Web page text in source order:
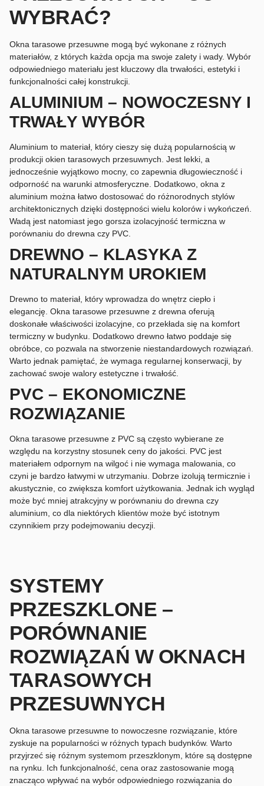
WYBRAĆ?
Okna tarasowe przesuwne mogą być wykonane z różnych
materiałów, z których każda opcja ma swoje zalety i wady. Wybór
odpowiedniego materiału jest kluczowy dla trwałości, estetyki i
funkcjonalności całej konstrukcji.
ALUMINIUM – NOWOCZESNY I
TRWAŁY WYBÓR
Aluminium to materiał, który cieszy się dużą popularnością w
produkcji okien tarasowych przesuwnych. Jest lekki, a
jednocześnie wyjątkowo mocny, co zapewnia długowieczność i
odporność na warunki atmosferyczne. Dodatkowo, okna z
aluminium można łatwo dostosować do różnorodnych stylów
architektonicznych dzięki dostępności wielu kolorów i wykończeń.
Wadą jest natomiast jego gorsza izolacyjność termiczna w
porównaniu do drewna czy PVC.
DREWNO – KLASYKA Z
NATURALNYM UROKIEM
Drewno to materiał, który wprowadza do wnętrz ciepło i
elegancję. Okna tarasowe przesuwne z drewna oferują
doskonałe właściwości izolacyjne, co przekłada się na komfort
termiczny w budynku. Dodatkowo drewno łatwo poddaje się
obróbce, co pozwala na stworzenie niestandardowych rozwiązań.
Warto jednak pamiętać, że wymaga regularnej konserwacji, by
zachować swoje walory estetyczne i trwałość.
PVC – EKONOMICZNE
ROZWIĄZANIE
Okna tarasowe przesuwne z PVC są często wybierane ze
względu na korzystny stosunek ceny do jakości. PVC jest
materiałem odpornym na wilgoć i nie wymaga malowania, co
czyni je bardzo łatwymi w utrzymaniu. Dobrze izolują termicznie i
akustycznie, co zwiększa komfort użytkowania. Jednak ich wygląd
może być mniej atrakcyjny w porównaniu do drewna czy
aluminium, co dla niektórych klientów może być istotnym
czynnikiem przy podejmowaniu decyzji.
SYSTEMY
PRZESZKLONE –
PORÓWNANIE
ROZWIĄZAŃ W OKNACH
TARASOWYCH
PRZESUWNYCH
Okna tarasowe przesuwne to nowoczesne rozwiązanie, które
zyskuje na popularności w różnych typach budynków. Warto
przyjrzeć się różnym systemom przeszklonym, które są dostępne
na rynku. Ich funkcjonalność, cena oraz zastosowanie mogą
znacząco wpływać na wybór odpowiedniego rozwiązania do